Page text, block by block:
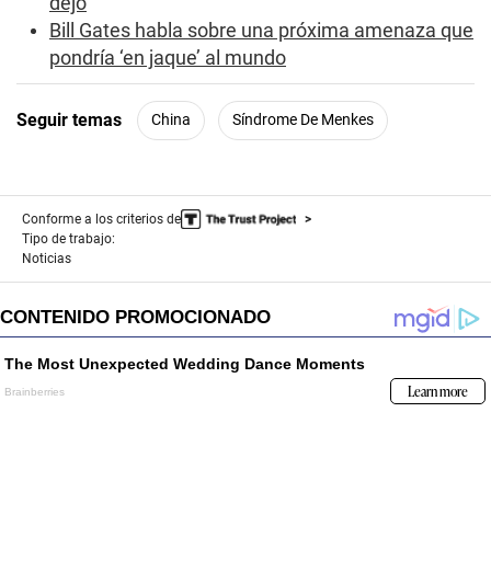
Bill Gates habla sobre una próxima amenaza que
pondría ‘en jaque’ al mundo
Seguir temas China Síndrome De Menkes
Conforme a los criterios de
Tipo de trabajo:
Noticias